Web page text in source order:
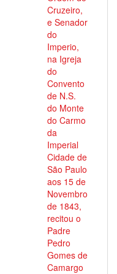
Cruzeiro,
e Senador
do
Imperio,
na Igreja
do
Convento
de N.S.
do Monte
do Carmo
da
Imperial
Cidade de
São Paulo
aos 15 de
Novembro
de 1843,
recitou o
Padre
Pedro
Gomes de
Camargo